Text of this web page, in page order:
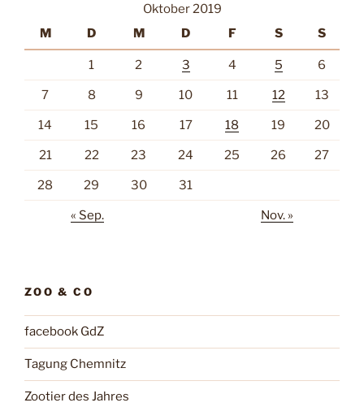
Oktober 2019
M
D M D F S S
1 2 3 4 5 6
7 8 9 10 11 12 13
14 15 16 17 18 19 20
21 22 23 24 25 26 27
28 29 30 31
« Sep. Nov. »
ZOO & CO
facebook GdZ
Tagung Chemnitz
Zootier des Jahres